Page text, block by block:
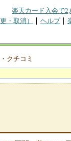
楽天カード入会で
・取消） ヘルプ
クチコミ